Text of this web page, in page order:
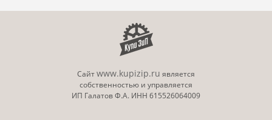
Сайтwww.kupizip.ru является
собственностью и управляется
ИП Галатов Ф.А. ИНН 615526064009